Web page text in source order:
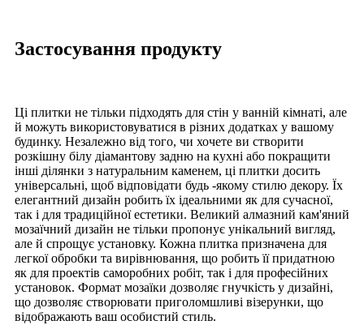
Застосування продукту
Ці плитки не тільки підходять для стін у ванній кімнаті, але
й можуть використовуватися в різних додатках у вашому
будинку. Незалежно від того, чи хочете ви створити
розкішну білу діамантову задню на кухні або покращити
інші ділянки з натуральним каменем, ці плитки досить
універсальні, щоб відповідати будь -якому стилю декору. Їх
елегантний дизайн робить їх ідеальними як для сучасної,
так і для традиційної естетики. Великий алмазний кам'яний
мозаїчний дизайн не тільки пропонує унікальний вигляд,
але й спрощує установку. Кожна плитка призначена для
легкої обробки та вирівнювання, що робить її придатною
як для проектів саморобних робіт, так і для професійних
установок. Формат мозаїки дозволяє гнучкість у дизайні,
що дозволяє створювати приголомшливі візерунки, що
відображають ваш особистий стиль.